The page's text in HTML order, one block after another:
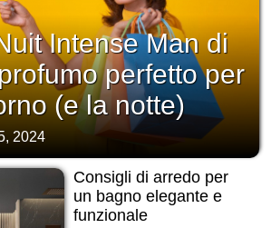
Intense Man di
perfetto per
(e la notte)
2024
Consigli di arredo per
un bagno elegante e
funzionale